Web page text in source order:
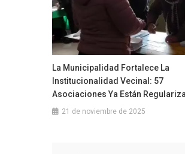
La Municipalidad Fortalece La
Institucionalidad Vecinal: 57
Asociaciones Ya Están
21 de noviembre de 2025